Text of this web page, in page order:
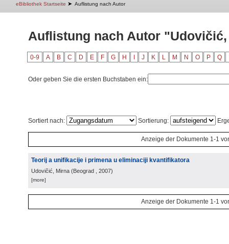
eBibliothek Startseite ➤ Auflistung nach Autor
Auflistung nach Autor
0-9 A B C D E F G H J K L M N O P Q
Oder geben Sie die ersten Buchstaben ein:
Sortiert nach: Sortierung:
Anzeige der Dokumente 1-1
Teorij a unifikacije i primena u eliminaciji kvantifikatora
Udovičić, Mirna (Beograd , 2007)
[more]
Anzeige der Dokumente 1-1